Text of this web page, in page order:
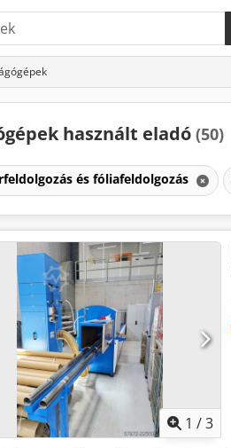
használt eladó (50)
és fóliafeldolgozás
1 /3